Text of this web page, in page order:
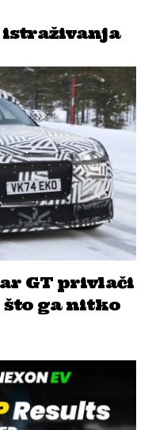
GT privlači
što ga nitko